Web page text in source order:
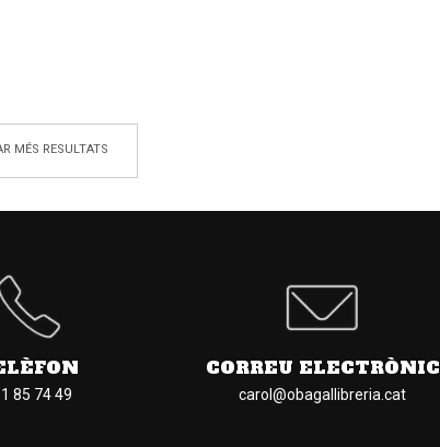
MÉS RESULTATS
85 74 49
CORREU ELECTRÒNIC
carol@obagallibreria.cat